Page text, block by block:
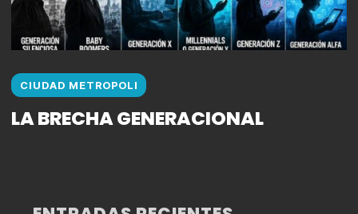
CIUDAD METROPOLI
LA BRECHA GENERACIONAL